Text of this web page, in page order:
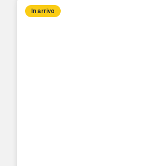
In arrivo